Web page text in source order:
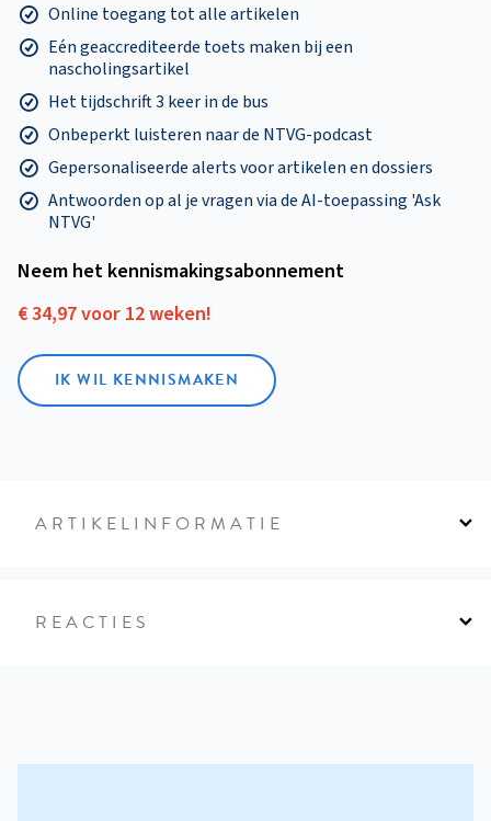
Online toegang tot alle artikelen
Eén geaccrediteerde toets maken bij een
nascholingsartikel
Het tijdschrift 3 keer in de bus
Onbeperkt luisteren naar de NTVG-podcast
Gepersonaliseerde alerts voor artikelen en dossiers
Antwoorden op al je vragen via de AI-toepassing 'Ask
NTVG'
Neem het kennismakings­abonnement
€ 34,97 voor 12 weken!
IK WIL KENNISMAKEN
ARTIKELINFORMATIE
REACTIES